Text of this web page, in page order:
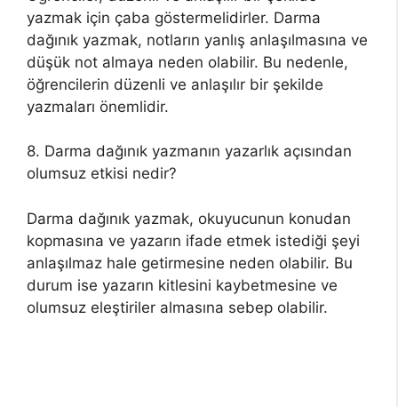
yazmak için çaba göstermelidirler. Darma
dağınık yazmak, notların yanlış anlaşılmasına ve
düşük not almaya neden olabilir. Bu nedenle,
öğrencilerin düzenli ve anlaşılır bir şekilde
yazmaları önemlidir.
8. Darma dağınık yazmanın yazarlık açısından
olumsuz etkisi nedir?
Darma dağınık yazmak, okuyucunun konudan
kopmasına ve yazarın ifade etmek istediği şeyi
anlaşılmaz hale getirmesine neden olabilir. Bu
durum ise yazarın kitlesini kaybetmesine ve
olumsuz eleştiriler almasına sebep olabilir.